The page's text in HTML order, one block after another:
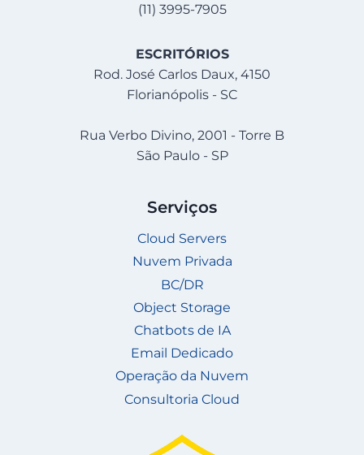
(11) 3995-7905
ESCRITÓRIOS
Rod. José Carlos Daux, 4150
Florianópolis - SC
Rua Verbo Divino, 2001 - Torre B
São Paulo - SP
Serviços
Cloud Servers
Nuvem Privada
BC/DR
Object Storage
Chatbots de IA
Email Dedicado
Operação da Nuvem
Consultoria Cloud